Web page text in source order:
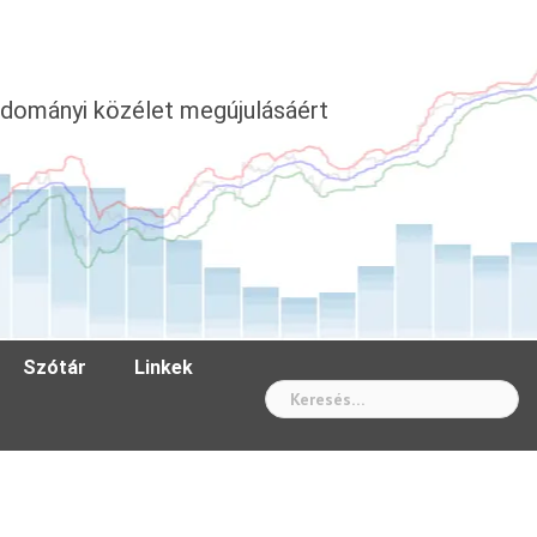
közélet megújulásáért
Szótár Linkek